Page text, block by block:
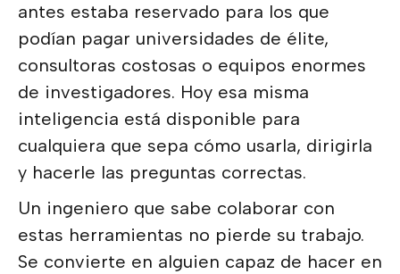
antes estaba reservado para los que
podían pagar universidades de élite,
consultoras costosas o equipos enormes
de investigadores. Hoy esa misma
inteligencia está disponible para
cualquiera que sepa cómo usarla, dirigirla
y hacerle las preguntas correctas.
Un ingeniero que sabe colaborar con
estas herramientas no pierde su trabajo.
Se convierte en alguien capaz de hacer en